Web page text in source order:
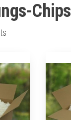
Chips